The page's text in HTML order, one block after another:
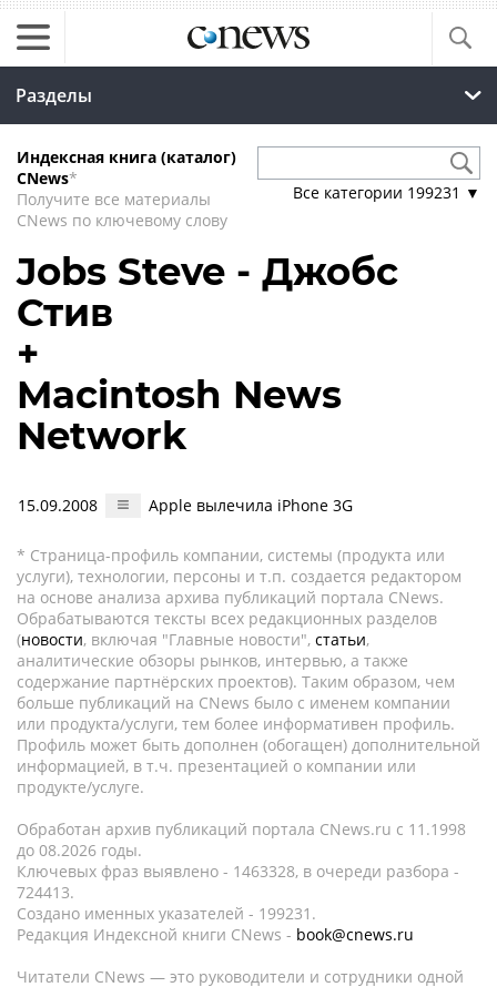
Разделы
Индексная книга (каталог)
CNews*
Получите все материалы
CNews по ключевому слову
Все категории 199231 ▼
Jobs Steve - Джобс
Стив
+
Macintosh News
Network
15.09.2008 Apple вылечила iPhone 3G
* Страница-профиль компании, системы (продукта или
услуги), технологии, персоны и т.п. создается редактором
на основе анализа архива публикаций портала CNews.
Обрабатываются тексты всех редакционных разделов
(новости, включая "Главные новости", статьи,
аналитические обзоры рынков, интервью, а также
содержание партнёрских проектов). Таким образом, чем
больше публикаций на CNews было с именем компании
или продукта/услуги, тем более информативен профиль.
Профиль может быть дополнен (обогащен) дополнительной
информацией, в т.ч. презентацией о компании или
продукте/услуге.
Обработан архив публикаций портала CNews.ru c 11.1998
до 08.2026 годы.
Ключевых фраз выявлено - 1463328, в очереди разбора -
724413.
Создано именных указателей - 199231.
Редакция Индексной книги CNews - book@cnews.ru
Читатели CNews — это руководители и сотрудники одной